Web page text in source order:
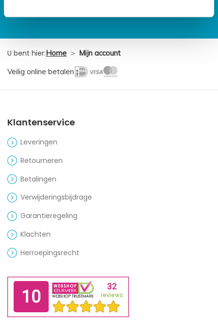
U bent hier:Home > Mijn account
Veilig online betalen
Klantenservice
Leveringen
Retourneren
Betalingen
Verwijderingsbijdrage
Garantieregeling
Klachten
Herroepingsrecht